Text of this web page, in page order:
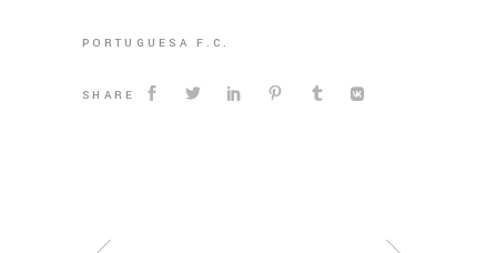
PORTUGUESA F.C.
SHARE